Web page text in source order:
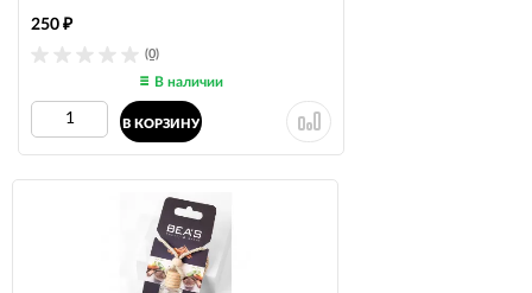
(0)
250 ₽
В наличии
В КОРЗИНУ